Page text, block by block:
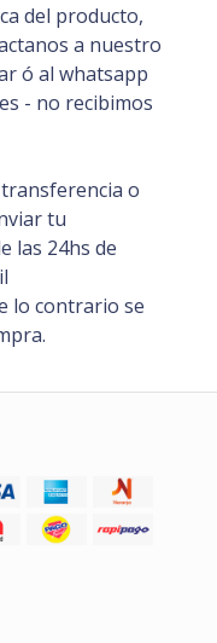
del producto,
a nuestro
ó al whatsapp
- no recibimos
o
tu
las 24hs de
lo contrario se